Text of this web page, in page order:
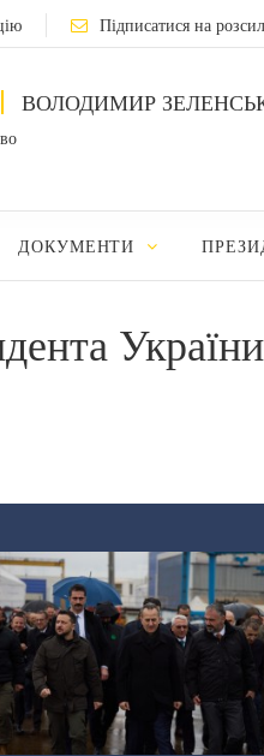
Підписатися на
ВОЛОДИМИР
ДОКУМЕНТИ